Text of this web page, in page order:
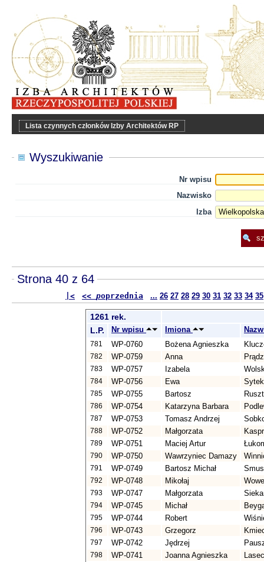
Lista czynnych członków Izby Architektów RP
Wyszukiwanie
Nr wpisu
Nazwisko
Izba
Strona 40 z 64
|< << poprzednia ... 26 27 28 29 30 31 32 33 34 35
1261 rek.
L.P.
Nr wpisu Imiona
781 WP-0760 Bożena Agnieszka
782 WP-0759 Anna
783 WP-0757 Izabela
784 WP-0756 Ewa Sytek
785 WP-0755 Bartosz
786 WP-0754 Katarzyna Barbara
787 WP-0753 Tomasz Andrzej
788 WP-0752 Małgorzata
789 WP-0751 Maciej Artur
790 WP-0750 Wawrzyniec Damazy
791 WP-0749 Bartosz Michał
792 WP-0748 Mikołaj
793 WP-0747 Małgorzata
794 WP-0745 Michał
795 WP-0744 Robert
796 WP-0743 Grzegorz
797 WP-0742 Jędrzej
798 WP-0741 Joanna Agnieszka